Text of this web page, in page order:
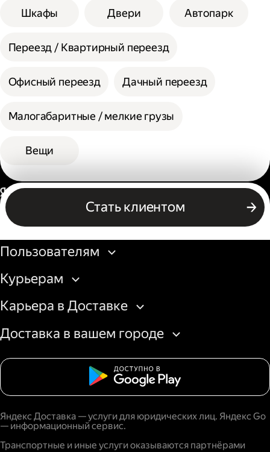
Шкафы Двери Автопарк
Переезд / Квартирный переезд
Офисный переезд Дачный переезд
Малогабаритные / мелкие грузы
Вещи
Стать клиентом
Россия
Бизнесу
Пользователям
Курьерам
Карьера в Доставке
Доставка в вашем городе
Яндекс Доставка — услуги для юридических лиц. Яндекс Go
— информационный сервис.
Транспортные и иные услуги оказываются партнёрами